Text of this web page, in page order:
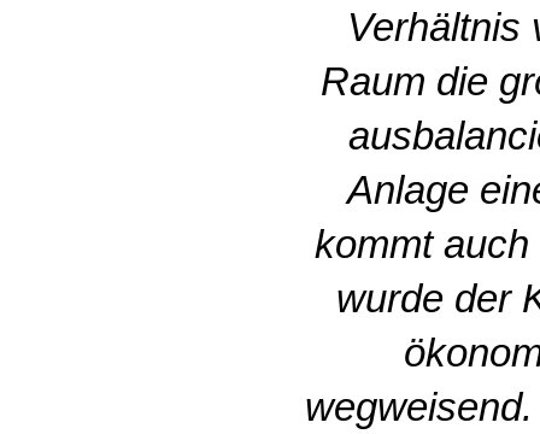
Verhältnis
Raum die
Anlage
kommt
wurde der